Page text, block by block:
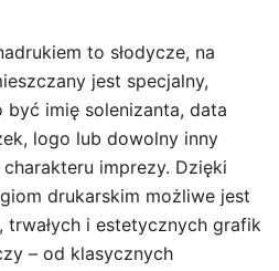
to słodycze, na
jest specjalny,
być imię solenizanta, data
logo lub dowolny inny
imprezy. Dzięki
drukarskim możliwe jest
trwałych i estetycznych grafik
– od klasycznych